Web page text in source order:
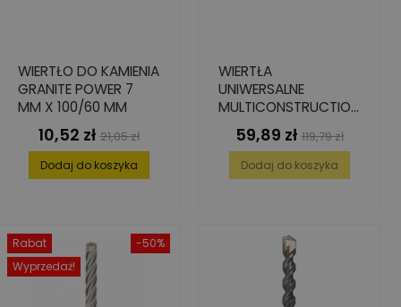
WIERTŁO DO KAMIENIA
GRANITE POWER 7
MM X 100/60 MM
Cena
10,52 zł Cena
podstawowa
21,05 zł
Dodaj do koszyka
WIERTŁA
UNIWERSALNE
MULTICONSTRUCTION
S ŚR. 4-8 MM - 5 SZT.
Cena
59,89 zł Cena
podstawowa
119,79 zł
Dodaj do koszyka
-50%
Rabat
Wyprzedaż!